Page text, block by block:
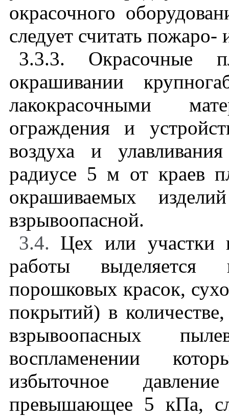
окрасочного
следует считать пожаро-
3.3.3. Окрасочные
окрашивании
лакокрасочными
ограждения и
воздуха и
радиусе 5 м от краев
окрашиваемых
взрывоопасной.
3.4. Цех или участки
работы выделяется
порошковых красок,
покрытий) в
взрывоопасных
воспламенении
избыточное
превышающее 5 кПа,